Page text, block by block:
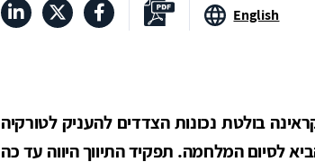
English
בולטת נכונות הצדדים להעניק לטורקיה
לסיום המלחמה. תפקיד התיווך היווה עד כה